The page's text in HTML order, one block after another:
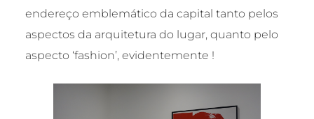
endereço emblemático da capital tanto pelos
aspectos da arquitetura do lugar, quanto pelo
aspecto ‘fashion’, evidentemente !